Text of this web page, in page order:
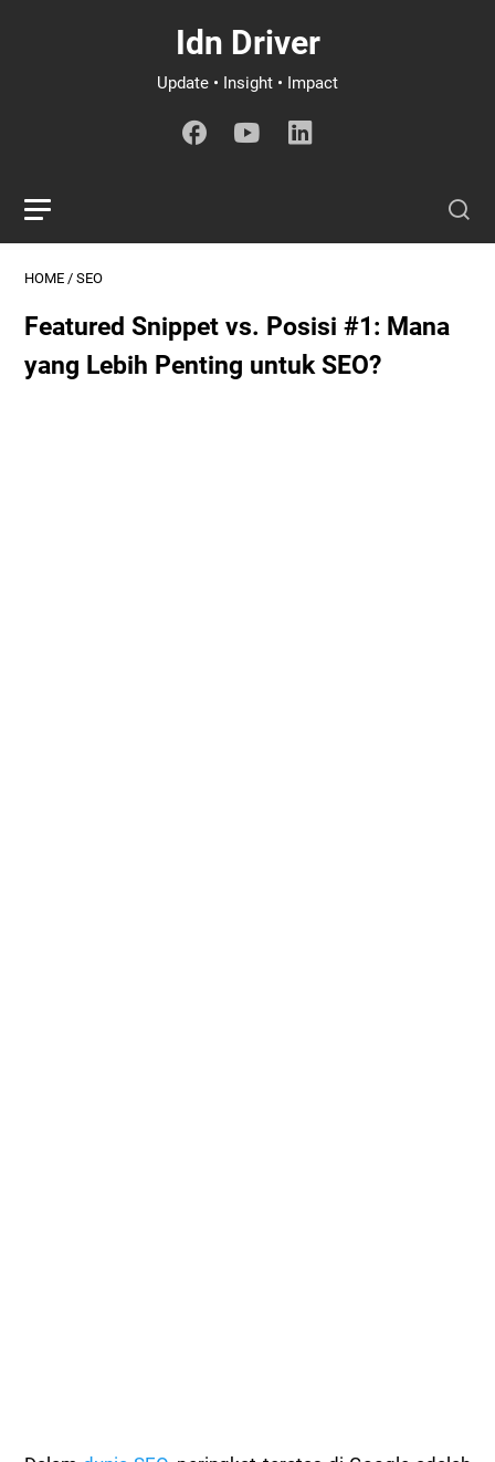
Idn Driver
Update • Insight • Impact
HOME / SEO
Featured Snippet vs. Posisi #1: Mana
yang Lebih Penting untuk SEO?